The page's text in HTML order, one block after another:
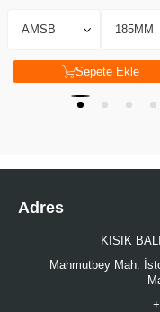
Sepete Ekle
Adres
KISIK
Mahmutbey Mah.